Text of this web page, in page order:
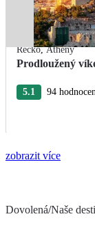
Řecko,Athény
Prodloužený
5.1
94
zobrazit více
Dovolená/Naše